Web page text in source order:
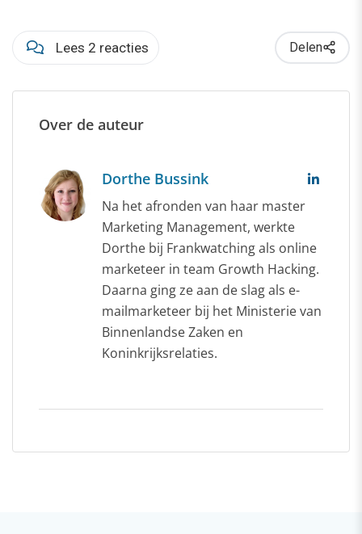
Lees 2 reacties Delen
Over de auteur
Dorthe Bussink
Na het afronden van haar master
Marketing Management, werkte
Dorthe bij Frankwatching als online
marketeer in team Growth Hacking.
Daarna ging ze aan de slag als e-
mailmarketeer bij het Ministerie van
Binnenlandse Zaken en
Koninkrijksrelaties.